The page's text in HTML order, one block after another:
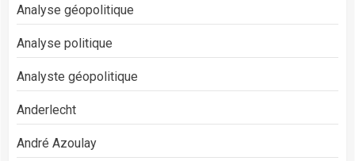
Analyse géopolitique
Analyse politique
Analyste géopolitique
Anderlecht
André Azoulay